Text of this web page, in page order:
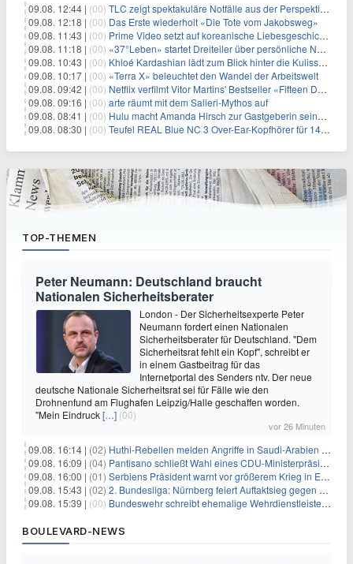
09.08. 12:44 | (00) TLC zeigt spektakuläre Notfälle aus der Perspektive der Patienten
09.08. 12:18 | (00) Das Erste wiederholt «Die Tote vom Jakobsweg»
09.08. 11:43 | (00) Prime Video setzt auf koreanische Liebesgeschichte
09.08. 11:18 | (00) «37°Leben» startet Dreiteiler über persönliche Neuanfänge
09.08. 10:43 | (00) Khloé Kardashian lädt zum Blick hinter die Kulissen ihres Freundeskreises
09.08. 10:17 | (00) «Terra X» beleuchtet den Wandel der Arbeitswelt
09.08. 09:42 | (00) Netflix verfilmt Vitor Martins' Bestseller «Fifteen Days»
09.08. 09:16 | (00) arte räumt mit dem Salieri-Mythos auf
09.08. 08:41 | (00) Hulu macht Amanda Hirsch zur Gastgeberin seines Reality-Podcasts
09.08. 08:30 | (00) Teufel REAL Blue NC 3 Over-Ear-Kopfhörer für 149,99€
TOP-THEMEN
Peter Neumann: Deutschland braucht
Nationalen Sicherheitsberater
London - Der Sicherheitsexperte Peter
Neumann fordert einen Nationalen
Sicherheitsberater für Deutschland. "Dem
Sicherheitsrat fehlt ein Kopf", schreibt er
in einem Gastbeitrag für das
Internetportal des Senders ntv. Der neue
deutsche Nationale Sicherheitsrat sei für Fälle wie den
Drohnenfund am Flughafen Leipzig/Halle geschaffen worden.
"Mein Eindruck[…] (00)
vor 26 Minuten
09.08. 16:14 | (02) Huthi-Rebellen melden Angriffe in Saudi-Arabien und im Jemen
09.08. 16:09 | (04) Pantisano schließt Wahl eines CDU-Ministerpräsident nicht aus
09.08. 16:00 | (01) Serbiens Präsident warnt vor größerem Krieg in Europa
09.08. 15:43 | (02) 2. Bundesliga: Nürnberg feiert Auftaktsieg gegen Dresden
09.08. 15:39 | (00) Bundeswehr schreibt ehemalige Wehrdienstleistende an
BOULEVARD-NEWS